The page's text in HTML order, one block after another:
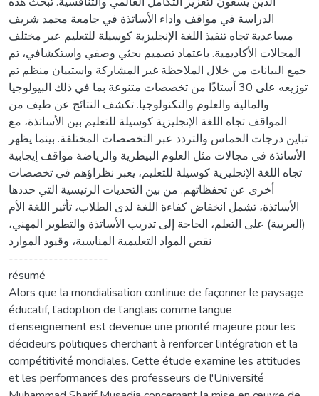
الدراسة في مواقف واداء الأساتذة في جامعة محمد شريف
مساعدية تجاه تنفيذ اللغة الإنجليزية كوسيلة للتعليم عبر مختلف
المجالات الأكاديمية. باعتماد تصميم بحثي وصفي واستكشافي، تم
جمع البيانات من خلال الملاحظة غير المشاركة واستبيان منظم تم
توزيعه على 30 أستاذًا من تخصصات متنوعة بما في ذلك البيولوجيا
والمالية والعلوم والتكنولوجيا. تكشف النتائج عن طيف من
المواقف تجاه اللغة الإنجليزية كوسيلة للتعليم بين الأساتذة، مع
تباين درجات الحماس والتردد عبر التخصصات المختلفة. بينما يظهر
الأساتذة في مجالات مثل العلوم البيطرية والرياضة مواقف إيجابية
تجاه اللغة الإنجليزية كوسيلة للتعليم، يعبر نظراؤهم في تخصصات
أخرى عن تحفظاتهم. من بين التحديات الرئيسية التي حددها
الأساتذة، تشمل انخفاض كفاءة اللغة لدى الطلاب، تأثير اللغة الأم
(العربية) على التعلم، الحاجة إلى تدريب الأساتذة والتطوير المهني،
نقص المواد التعليمية المناسبة، وقيود الموارد
--------------------
résumé
Alors que la mondialisation continue de façonner le paysage
éducatif, l’adoption de l’anglais comme langue
d’enseignement est devenue une priorité majeure pour les
décideurs politiques cherchant à renforcer l’intégration et la
compétitivité mondiales. Cette étude examine les attitudes
et les performances des professeurs de l'Université